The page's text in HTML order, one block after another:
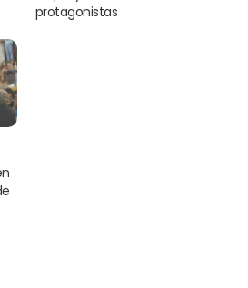
protagonistas